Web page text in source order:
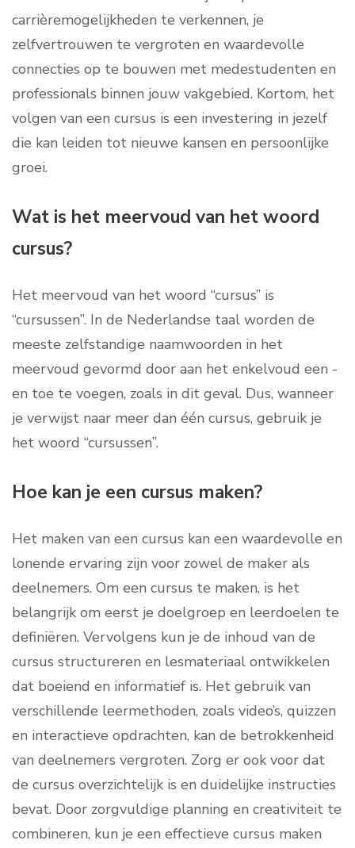
carrièremogelijkheden te verkennen, je
zelfvertrouwen te vergroten en waardevolle
connecties op te bouwen met medestudenten en
professionals binnen jouw vakgebied. Kortom, het
volgen van een cursus is een investering in jezelf
die kan leiden tot nieuwe kansen en persoonlijke
groei.
Wat is het meervoud van het woord
cursus?
Het meervoud van het woord “cursus” is
“cursussen”. In de Nederlandse taal worden de
meeste zelfstandige naamwoorden in het
meervoud gevormd door aan het enkelvoud een -
en toe te voegen, zoals in dit geval. Dus, wanneer
je verwijst naar meer dan één cursus, gebruik je
het woord “cursussen”.
Hoe kan je een cursus maken?
Het maken van een cursus kan een waardevolle en
lonende ervaring zijn voor zowel de maker als
deelnemers. Om een cursus te maken, is het
belangrijk om eerst je doelgroep en leerdoelen te
definiëren. Vervolgens kun je de inhoud van de
cursus structureren en lesmateriaal ontwikkelen
dat boeiend en informatief is. Het gebruik van
verschillende leermethoden, zoals video’s, quizzen
en interactieve opdrachten, kan de betrokkenheid
van deelnemers vergroten. Zorg er ook voor dat
de cursus overzichtelijk is en duidelijke instructies
bevat. Door zorgvuldige planning en creativiteit te
combineren, kun je een effectieve cursus maken